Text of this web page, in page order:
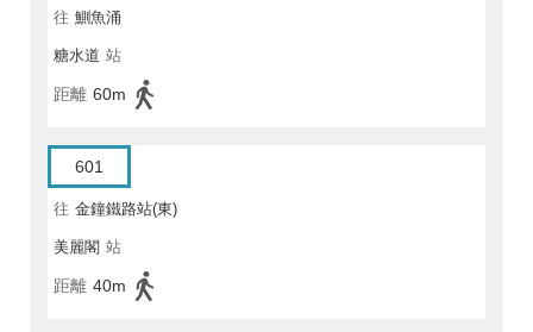
往 鰂魚涌
糖水道 站
距離 60m
601
往 金鐘鐵路站(東)
美麗閣 站
距離 40m